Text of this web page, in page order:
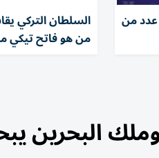
عدد من السلطان التركي
من هو فاتح تيكي
البحرين